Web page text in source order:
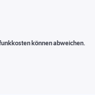
können abweichen.